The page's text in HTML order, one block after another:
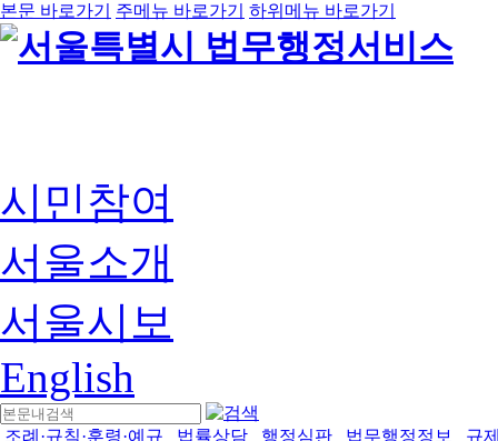
본문 바로가기 주메뉴 바로가기 하위메뉴 바로가기
시민참여
서울소개
서울시보
English
조례·규칙·훈령·예규 법률상담 행정심판 법무행정정보 규